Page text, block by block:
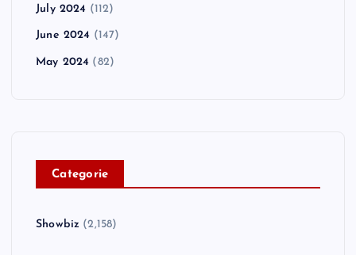
July 2024 (112)
June 2024 (147)
May 2024 (82)
Categorie
Showbiz (2,158)